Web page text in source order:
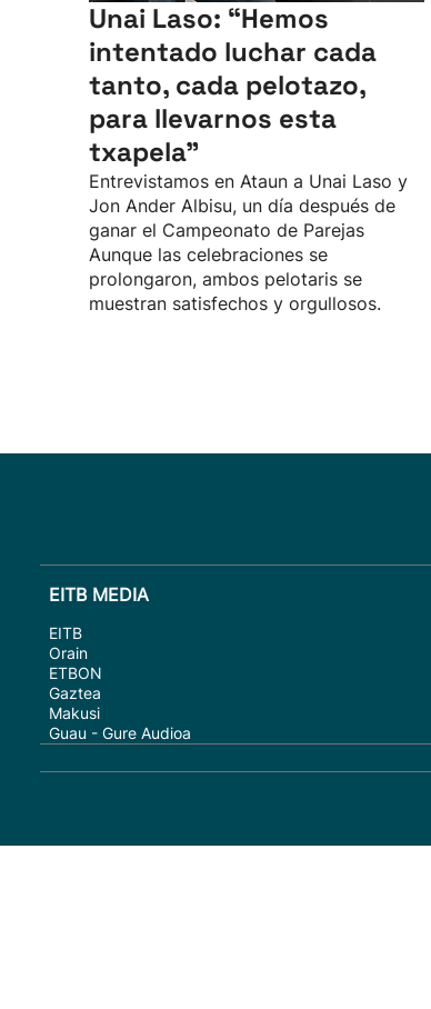
Unai Laso: “Hemos
intentado luchar cada
tanto, cada pelotazo,
para llevarnos esta
txapela”
Entrevistamos en Ataun a Unai Laso y
Jon Ander Albisu, un día después de
ganar el Campeonato de Parejas
Aunque las celebraciones se
prolongaron, ambos pelotaris se
muestran satisfechos y orgullosos.
EITB MEDIA
EITB
Orain
ETBON
Gaztea
Makusi
Guau - Gure Audioa